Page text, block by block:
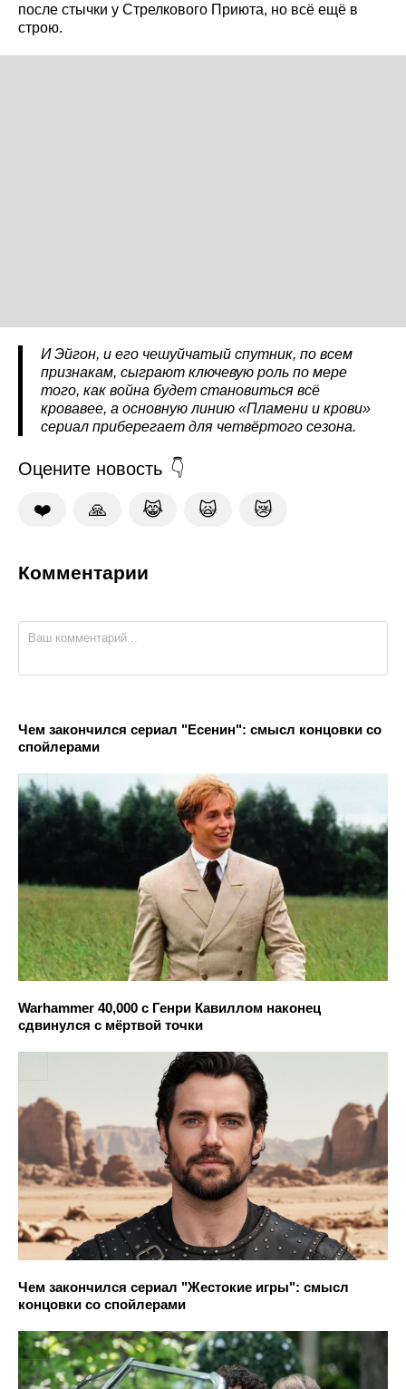
после стычки у Стрелкового Приюта, но всё ещё в
строю.
И Эйгон, и его чешуйчатый спутник, по всем
признакам, сыграют ключевую роль по мере
того, как война будет становиться всё
кровавее, а основную линию «Пламени и крови»
сериал приберегает для четвёртого сезона.
Оцените новость
❤️ 🙏 😹 🙀 😿
Комментарии
Чем закончился сериал "Есенин": смысл концовки со
спойлерами
Warhammer 40,000 с Генри Кавиллом наконец
сдвинулся с мёртвой точки
Чем закончился сериал "Жестокие игры": смысл
концовки со спойлерами